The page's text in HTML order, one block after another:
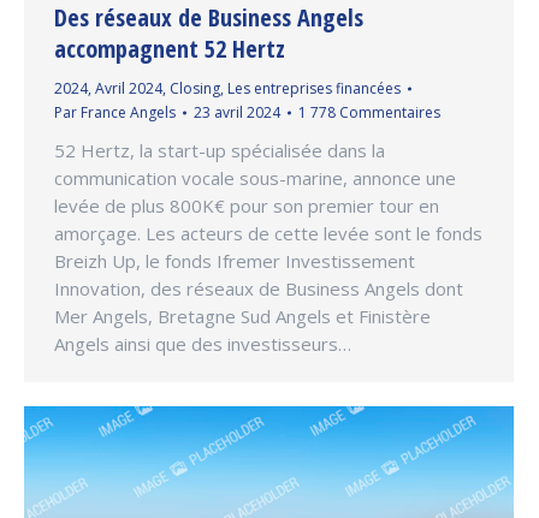
Des réseaux de Business Angels
accompagnent 52 Hertz
2024, Avril 2024, Closing, Les entreprises financées
Par France Angels 23 avril 2024 1 778 Commentaires
52 Hertz, la start-up spécialisée dans la
communication vocale sous-marine, annonce une
levée de plus 800K€ pour son premier tour en
amorçage. Les acteurs de cette levée sont le fonds
Breizh Up, le fonds Ifremer Investissement
Innovation, des réseaux de Business Angels dont
Mer Angels, Bretagne Sud Angels et Finistère
Angels ainsi que des investisseurs…